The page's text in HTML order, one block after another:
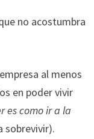
no acostumbra
al menos
en poder vivir
es como ir a la
sobrevivir).